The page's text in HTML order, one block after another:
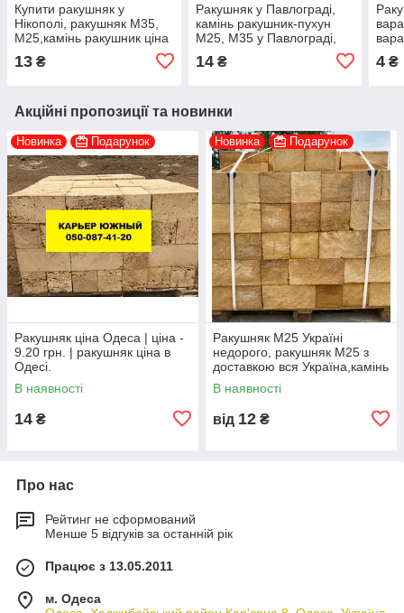
Купити ракушняк у
Нікополі, ракушняк М35,
М25,камінь ракушник ціна
13 ₴
Ракушняк у Павлограді,
камінь ракушник-пухун
М25, М35 у Павлограді,
14₴ 4 ₴
Акційні пропозиції та новинки
Новинка Подарунок
Ракушняк ціна Одеса | ціна -
9.20 грн. | ракушняк ціна в
Одесі.
В наявності
14 ₴
Новинка Подарунок
Ракушняк М25 Україні
недорого, ракушняк М25 з
доставкою вся Україна,камінь
ракушняк М25 виробник
В наявності
від 12 ₴
Про нас
Рейтинг не сформований
Менше 5 відгуків за останній рік
Працює з 13.05.2011
м. Одеса